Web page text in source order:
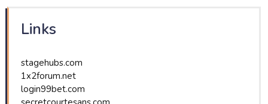
Links
stagehubs.com
1x2forum.net
login99bet.com